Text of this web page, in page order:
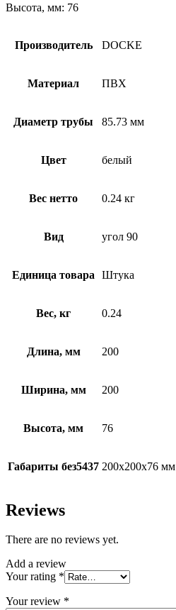
Высота, мм: 76
Производитель DOCKE
Материал ПВХ
Диаметр трубы 85.73 мм
Цвет белый
Вес нетто 0.24 кг
Вид угол 90
Единица товара Штука
Вес, кг 0.24
Длина, мм 200
Ширина, мм 200
Высота, мм 76
Габариты без5437 200х200х76 мм
Reviews
There are no reviews yet.
Add a review
Your rating *
Your review *